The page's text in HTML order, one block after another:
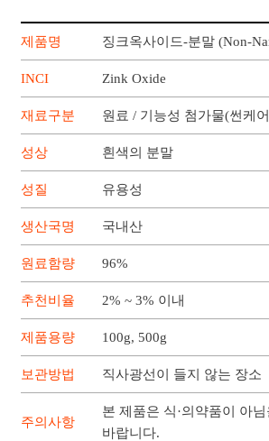
제품명 징크옥사이드-분말 (Non-
INCI Zink Oxide
재료구분 원료 / 기능성 첨가물(썬케
성상 흰색의 분말
성질 유용성
생산국명 국내산
원료함량 96%
추천비율 2% ~ 3% 이내
제품용량 100g, 500g
보관방법 직사광선이 들지 않는 장소
주의사항
본 제품은 식·의약품이 아님
바랍니다.